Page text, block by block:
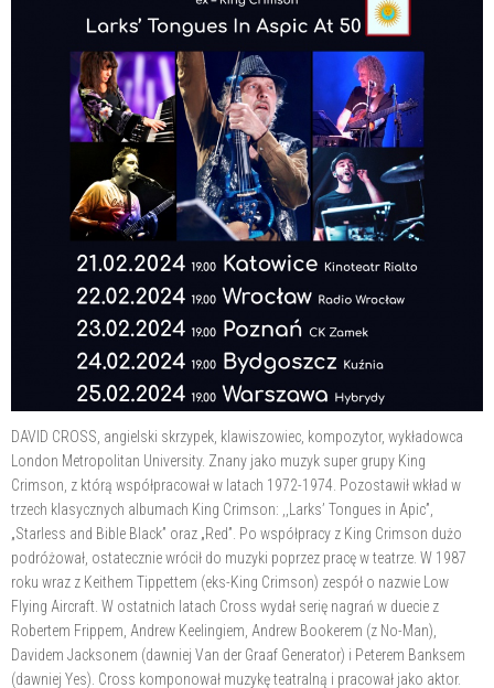
DAVID CROSS, angielski skrzypek, klawiszowiec, kompozytor, wykładowca
London Metropolitan University. Znany jako muzyk super grupy King
Crimson, z którą współpracował w latach 1972-1974. Pozostawił wkład w
trzech klasycznych albumach King Crimson: ,,Larks’ Tongues in Apic”,
„Starless and Bible Black” oraz „Red”. Po współpracy z King Crimson dużo
podróżował, ostatecznie wrócił do muzyki poprzez pracę w teatrze. W 1987
roku wraz z Keithem Tippettem (eks-King Crimson) zespół o nazwie Low
Flying Aircraft. W ostatnich latach Cross wydał serię nagrań w duecie z
Robertem Frippem, Andrew Keelingiem, Andrew Bookerem (z No-Man),
Davidem Jacksonem (dawniej Van der Graaf Generator) i Peterem Banksem
(dawniej Yes). Cross komponował muzykę teatralną i pracował jako aktor.